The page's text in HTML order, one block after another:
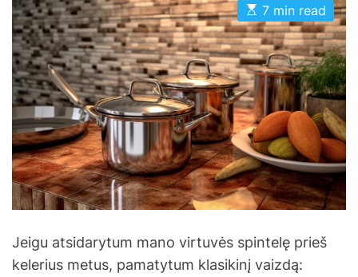
E
s
t
i
m
a
t
e
d
r
e
a
d
t
i
m
e
7 min read
Jeigu atsidarytum mano virtuvės spintelę prieš
kelerius metus, pamatytum klasikinį vaizdą: